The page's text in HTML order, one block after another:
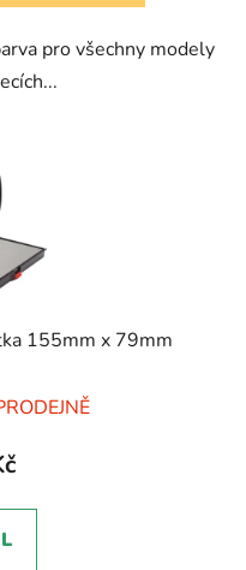
pro všechny modely
155mm x 79mm